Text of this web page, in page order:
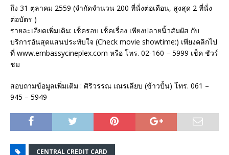
ถึง 31 ตุลาคม 2559 (จำกัดจำนวน 200 ที่นั่งต่อเดือน, สูงสุด 2 ที่นั่ง
ต่อบัตร )
รายละเอียดเพิ่มเติม: เช็ครอบ เช็คเรื่อง เพียงปลายนิ้วสัมผัส กับ
บริการอันสุดแสนประทับใจ (Check movie showtime:) เพียงคลิกไป
ที่ www.embassycineplex.com หรือ โทร. 02-160 – 5999 เช็ค ชัวร์
ชม
สอบถามข้อมูลเพิ่มเติม : ศิริวรรณ เณรเลียบ (ข้าวปั้น) โทร. 061 –
945 – 5949
CENTRAL CREDIT CARD